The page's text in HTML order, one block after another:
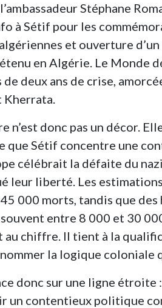
Stéphane
à Sétif pour les
et ouverture
en Algérie. Le Monde
de deux ans de crise,
Kherrata.
n’est donc pas un décor.
que Sétif concentre une
célébrait la défaite du
leur liberté. Les
000 morts, tandis que
entre 8 000 et 30
au chiffre. Il tient à la
la logique coloniale
donc sur une ligne étroite
un contentieux politique